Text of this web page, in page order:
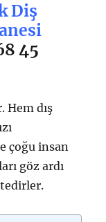
Diş
45
Hem dış
çoğu insan
göz ardı